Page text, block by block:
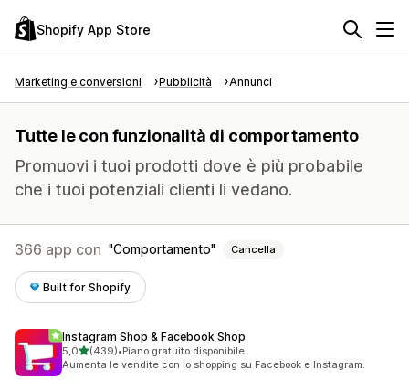
Shopify App Store
Marketing e conversioni Pubblicità Annunci
Tutte le con funzionalità di comportamento
Promuovi i tuoi prodotti dove è più probabile
che i tuoi potenziali clienti li vedano.
366 app con Comportamento Cancella
Built for Shopify
Instagram Shop & Facebook Shop
5,0stelle su 5
(439)
439 recensioni totali
•Piano gratuito disponibile
Aumenta le vendite con lo shopping su Facebook e Instagram.